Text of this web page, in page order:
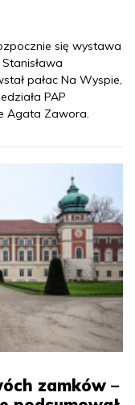
się wystawa
pałac Na Wyspie,
PAP
Agata Zawora.
zamków –